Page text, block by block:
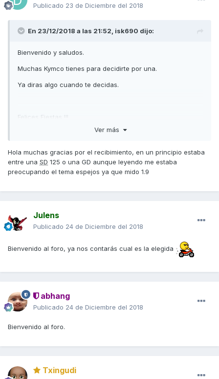
Publicado 23 de Diciembre del 2018
En 23/12/2018 a las 21:52, isk690 dijo:
Bienvenido y saludos.
Muchas Kymco tienes para decidirte por una.
Ya diras algo cuando te decidas.
Felices Fiestas !!!
Ver más
Hola muchas gracias por el recibimiento, en un principio estaba
entre una SD 125 o una GD aunque leyendo me estaba
preocupando el tema espejos ya que mido 1.9
Julens
Publicado 24 de Diciembre del 2018
Bienvenido al foro, ya nos contarás cual es la elegida
abhang
Publicado 24 de Diciembre del 2018
Bienvenido al foro.
Txingudi